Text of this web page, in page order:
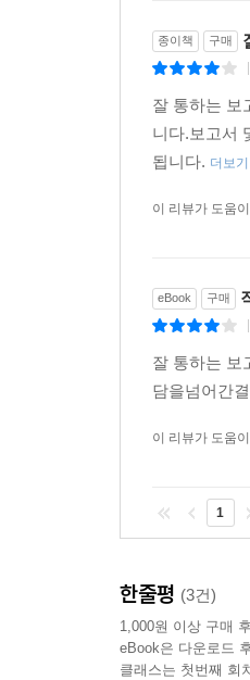
종이책 구매
잘 통하는 보
니다.보고서
됩니다. 더보기
이 리뷰가 도움
eBook 구매
잘 통하는 보
담을넘어간
이 리뷰가 도움
1
한줄평 (3건)
1,000원 이상 구매
eBook은 다운로드
클래스는 첫번째 회